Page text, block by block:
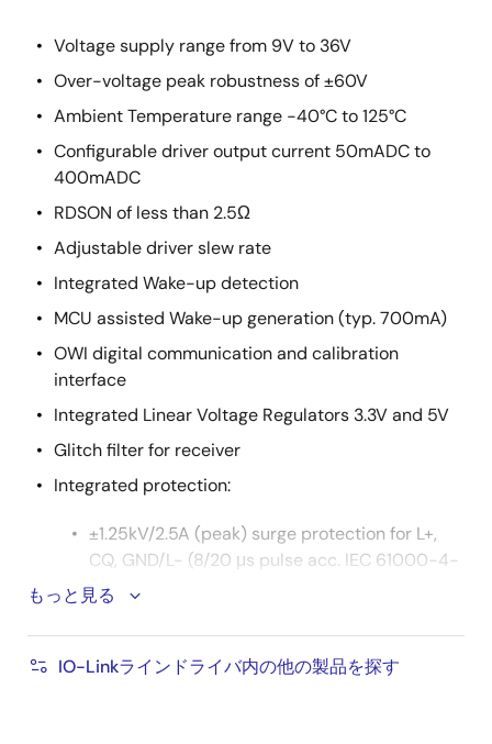
Voltage supply range from 9V to 36V
Over-voltage peak robustness of ±60V
Ambient Temperature range -40°C to 125°C
Configurable driver output current 50mADC to
400mADC
RDSON of less than 2.5Ω
Adjustable driver slew rate
Integrated Wake-up detection
MCU assisted Wake-up generation (typ. 700mA)
OWI digital communication and calibration
interface
Integrated Linear Voltage Regulators 3.3V and 5V
Glitch filter for receiver
Integrated protection:
±1.25kV/2.5A (peak) surge protection for L+,
CQ, GND/L- (8/20 μs pulse acc. IEC 61000-4-
5)
On-chip diagnostics:
もっと見る
IO-Linkラインドライバ内の他の製品を探す